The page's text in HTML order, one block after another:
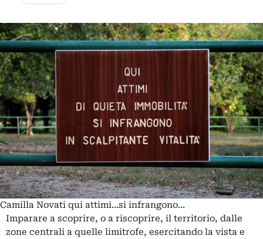
Camilla Novati qui attimi...si infrangono...
Imparare a scoprire, o a riscoprire, il territorio, dalle
zone centrali a quelle limitrofe, esercitando la vista e